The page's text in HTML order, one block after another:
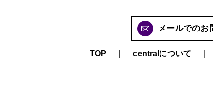
メールでのお
TOP centralについて